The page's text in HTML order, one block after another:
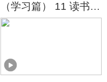
（学习篇） 11 读书精
得圣人言 画虎类狗出